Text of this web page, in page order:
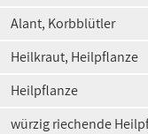
Alant, Korbblütler
Heilkraut, Heilpflanze
Heilpflanze
würzig riechende